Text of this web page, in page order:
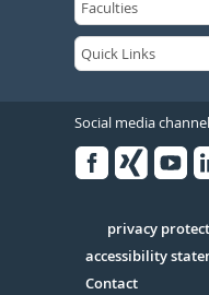
Social media
Serivce
privacy
accessibility
Contact